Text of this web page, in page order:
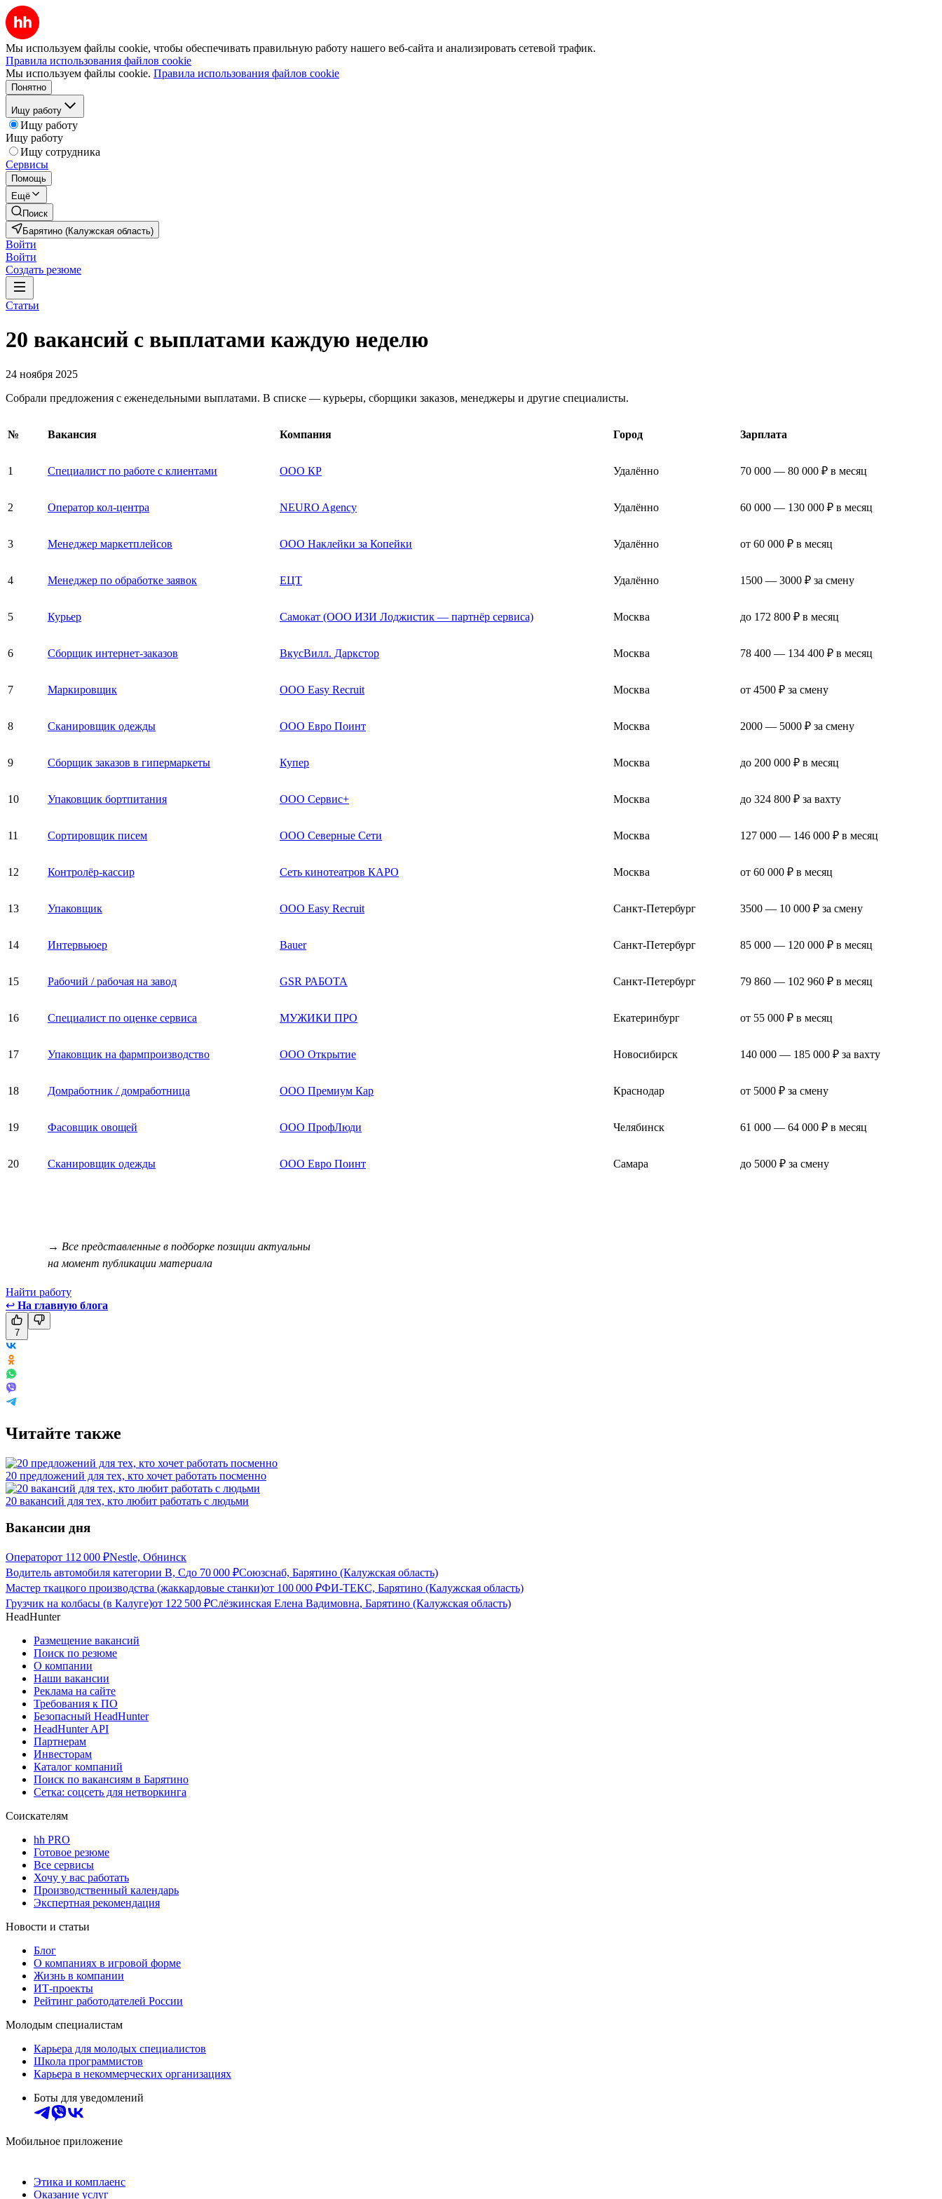
Мы используем файлы cookie, чтобы обеспечивать правильную работу нашего веб-сайта и анализировать сетевой трафик.
Правила использования файлов cookie
Мы используем файлы cookie. Правила использования файлов cookie
Понятно
Ищу работу
Ищу работу
Ищу работу
Ищу сотрудника
Сервисы
Помощь
Ещё
Поиск
Барятино (Калужская область)
Войти
Войти
Создать резюме
Статьи
20 вакансий с выплатами каждую неделю
24 ноября 2025
Собрали предложения с еженедельными выплатами. В списке — курьеры, сборщики заказов, менеджеры и другие специалисты.
№ Вакансия Компания Город Зарплата
1 Специалист по работе с клиентами ООО КР Удалённо 70 000 — 80 000 ₽ в месяц
2 Оператор кол-центра NEURO Agency Удалённо 60 000 — 130 000 ₽ в месяц
3 Менеджер маркетплейсов ООО Наклейки за Копейки Удалённо от 60 000 ₽ в месяц
4 Менеджер по обработке заявок ЕЦТ Удалённо 1500 — 3000 ₽ за смену
5 Курьер Самокат (ООО ИЗИ Лоджистик — партнёр сервиса) Москва до 172 800 ₽ в месяц
6 Сборщик интернет-заказов ВкусВилл. Даркстор Москва 78 400 — 134 400 ₽ в месяц
7 Маркировщик ООО Easy Recruit Москва от 4500 ₽ за смену
8 Сканировщик одежды ООО Евро Поинт Москва 2000 — 5000 ₽ за смену
9 Сборщик заказов в гипермаркеты Купер Москва до 200 000 ₽ в месяц
10 Упаковщик бортпитания ООО Сервис+ Москва до 324 800 ₽ за вахту
11 Сортировщик писем ООО Северные Сети Москва 127 000 — 146 000 ₽ в месяц
12 Контролёр-кассир Сеть кинотеатров КАРО Москва от 60 000 ₽ в месяц
13 Упаковщик ООО Easy Recruit Санкт-Петербург 3500 — 10 000 ₽ за смену
14 Интервьюер Bauer Санкт-Петербург 85 000 — 120 000 ₽ в месяц
15 Рабочий / рабочая на завод GSR РАБОТА Санкт-Петербург 79 860 — 102 960 ₽ в месяц
16 Специалист по оценке сервиса МУЖИКИ ПРО Екатеринбург от 55 000 ₽ в месяц
17 Упаковщик на фармпроизводство ООО Открытие Новосибирск 140 000 — 185 000 ₽ за вахту
18 Домработник / домработница ООО Премиум Кар Краснодар от 5000 ₽ за смену
19 Фасовщик овощей ООО ПрофЛюди Челябинск 61 000 — 64 000 ₽ в месяц
20 Сканировщик одежды ООО Евро Поинт Самара до 5000 ₽ за смену
→ Все представленные в подборке позиции актуальны
на момент публикации материала
Найти работу
↩ На главную блога
7
Читайте также
20 предложений для тех, кто хочет работать посменно
20 вакансий для тех, кто любит работать с людьми
Вакансии дня
Операторот 112 000 ₽Nestle, Обнинск
Водитель автомобиля категории В, Сдо 70 000 ₽Союзснаб, Барятино (Калужская область)
Мастер ткацкого производства (жаккардовые станки)от 100 000 ₽ФИ-ТЕКС, Барятино (Калужская область)
Грузчик на колбасы (в Калуге)от 122 500 ₽Слёзкинская Елена Вадимовна, Барятино (Калужская область)
HeadHunter
Размещение вакансий
Поиск по резюме
О компании
Наши вакансии
Реклама на сайте
Требования к ПО
Безопасный HeadHunter
HeadHunter API
Партнерам
Инвесторам
Каталог компаний
Поиск по вакансиям в Барятино
Сетка: соцсеть для нетворкинга
Соискателям
hh PRO
Готовое резюме
Все сервисы
Хочу у вас работать
Производственный календарь
Экспертная рекомендация
Новости и статьи
Блог
О компаниях в игровой форме
Жизнь в компании
ИТ-проекты
Рейтинг работодателей России
Молодым специалистам
Карьера для молодых специалистов
Школа программистов
Карьера в некоммерческих организациях
Боты для уведомлений
Мобильное приложение
Этика и комплаенс
Оказание услуг